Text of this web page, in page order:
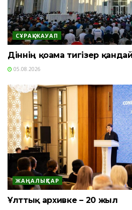
СҰРАҚ-ЖАУАП
Діннің қоғамға тигізер
05.08.2026
ЖАҢАЛЫҚТАР
Ұлттық архивке – 20 жыл